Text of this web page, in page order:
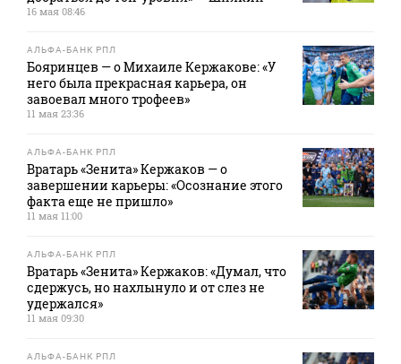
16 мая 08:46
АЛЬФА-БАНК РПЛ
Бояринцев — о Михаиле Кержакове: «У
него была прекрасная карьера, он
завоевал много трофеев»
11 мая 23:36
АЛЬФА-БАНК РПЛ
Вратарь «Зенита» Кержаков — о
завершении карьеры: «Осознание этого
факта еще не пришло»
11 мая 11:00
АЛЬФА-БАНК РПЛ
Вратарь «Зенита» Кержаков: «Думал, что
сдержусь, но нахлынуло и от слез не
удержался»
11 мая 09:30
АЛЬФА-БАНК РПЛ